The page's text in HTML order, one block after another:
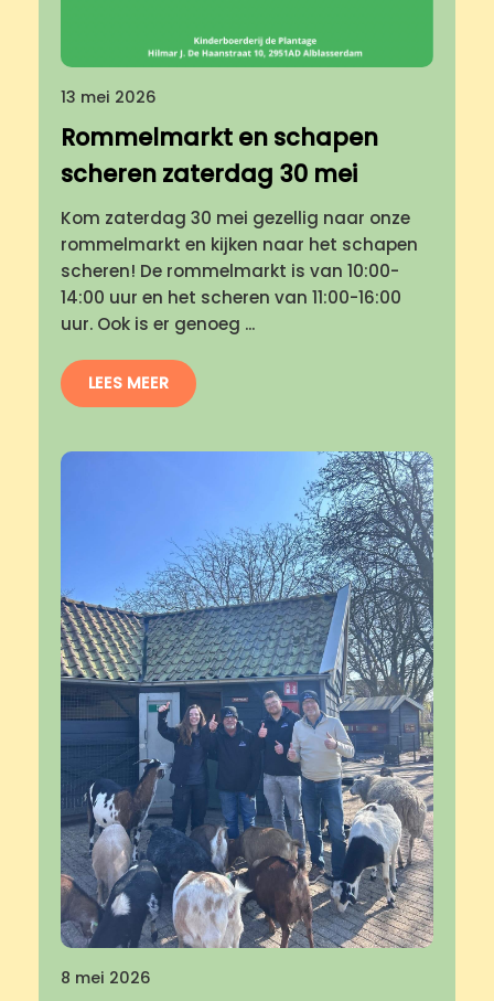
13 mei 2026
Rommelmarkt en schapen
scheren zaterdag 30 mei
Kom zaterdag 30 mei gezellig naar onze
rommelmarkt en kijken naar het schapen
scheren! De rommelmarkt is van 10:00-
14:00 uur en het scheren van 11:00-16:00
uur. Ook is er genoeg ...
LEES MEER
8 mei 2026